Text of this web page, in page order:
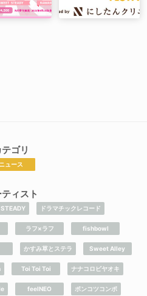
ゴリ
ニュース
ィスト
ドラマチックレコード
ラフ×ラフ fishbowl
かすみ草とステラ Sweet Alley
Toi Toi Toi ナナコロビヤオキ
feelNEO ポンコツコンポ